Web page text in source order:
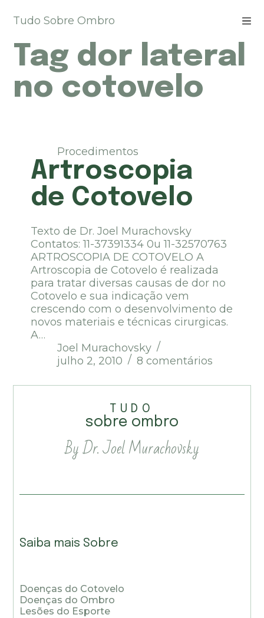
u
a
Tudo Sobre Ombro
Tag dor lateral
no cotovelo
Procedimentos
Artroscopia
de Cotovelo
Texto de Dr. Joel Murachovsky
Contatos: 11-37391334 0u 11-32570763
ARTROSCOPIA DE COTOVELO A
Artroscopia de Cotovelo é realizada
para tratar diversas causas de dor no
Cotovelo e sua indicação vem
crescendo com o desenvolvimento de
novos materiais e técnicas cirurgicas.
A…
Joel Murachovsky
julho 2, 2010
8 comentários
TUDO
sobre ombro
By Dr. Joel Murachovsky
Saiba mais Sobre
Doenças do Cotovelo
Doenças do Ombro
Lesões do Esporte